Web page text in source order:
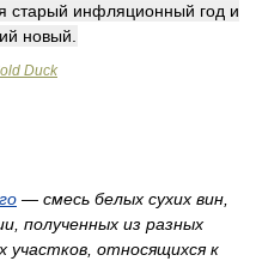
старый инфляционный год и
новый.
Duck
— смесь белых сухих вин,
полученных из разных
участков, относящихся к